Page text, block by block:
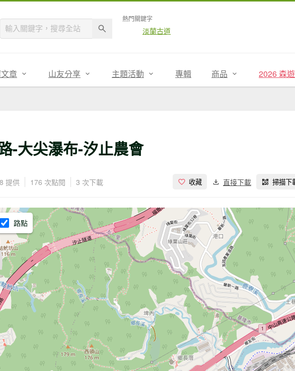
熱門關鍵字
淡蘭古道
章 山友分享 主題活動 專輯 商品 2026 森
-大尖瀑布-汐止農會
提供 176 次點閱 3 次下載 收藏 直接下載 掃描下
路點